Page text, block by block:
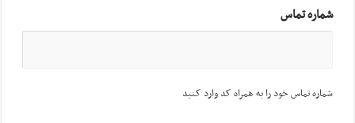
شماره تماس
شماره تماس خود را به همراه کد وارد کنید